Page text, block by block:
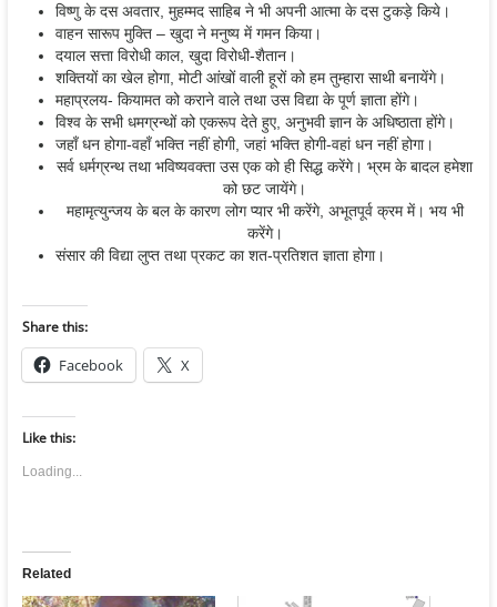
विष्णु के दस अवतार, मुहम्मद साहिब ने भी अपनी आत्मा के दस टुकड़े किये।
वाहन सारूप मुक्ति – खुदा ने मनुष्य में गमन किया।
दयाल सत्ता विरोधी काल, खुदा विरोधी-शैतान।
शक्तियों का खेल होगा, मोटी आंखों वाली हूरों को हम तुम्हारा साथी बनायेंगे।
महाप्रलय- कियामत को कराने वाले तथा उस विद्या के पूर्ण ज्ञाता होंगे।
विश्व के सभी धमग्रन्थों को एकरूप देते हुए, अनुभवी ज्ञान के अधिष्ठाता होंगे।
जहाँ धन होगा-वहाँ भक्ति नहीं होगी, जहां भक्ति होगी-वहां धन नहीं होगा।
सर्व धर्मग्रन्थ तथा भविष्यवक्ता उस एक को ही सिद्ध करेंगे। भ्रम के बादल हमेशा
को छट जायेंगे।
महामृत्युन्जय के बल के कारण लोग प्यार भी करेंगे, अभूतपूर्व क्रम में। भय भी
करेंगे।
संसार की विद्या लुप्त तथा प्रकट का शत-प्रतिशत ज्ञाता होगा।
Share this:
Facebook X
Like this:
Loading...
Related